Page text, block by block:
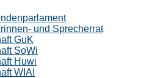
und Sprecherrat
GuK
SoWi
Huwi
WIAI